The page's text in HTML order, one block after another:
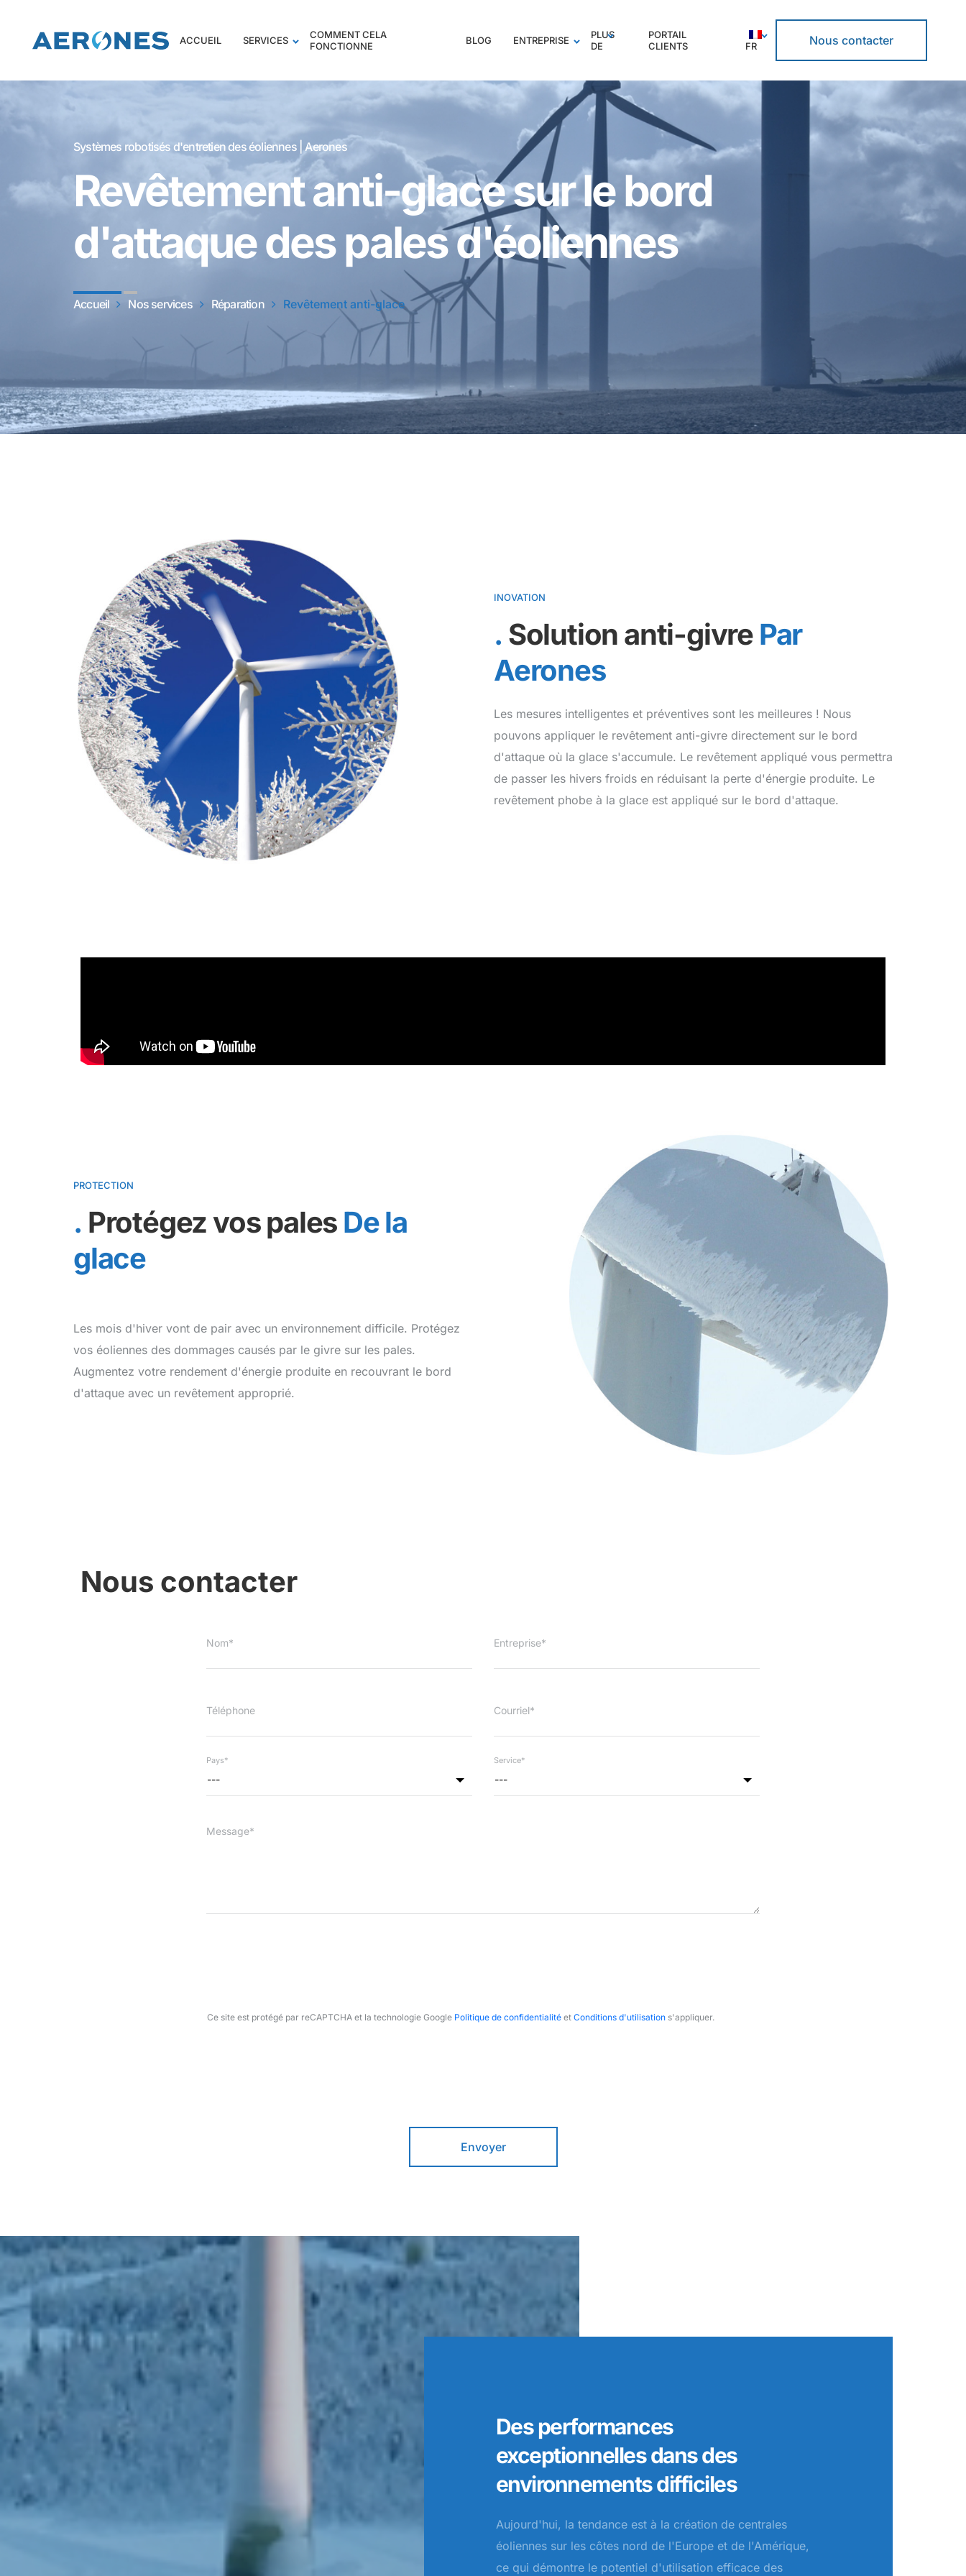
ACCUEIL SERVICES
COMMENT CELA
FONCTIONNE
BLOG ENTREPRISE
PLUS
DE
PORTAIL
CLIENTS
FR Nous contacter
Systèmes robotisés d'entretien des éoliennes | Aerones
Revêtement anti-glace sur le bord
d'attaque des pales d'éoliennes
Accueil Nos services Réparation Revêtement anti-glace
INOVATION
Solution anti-givre Par
Aerones
Les mesures intelligentes et préventives sont les meilleures ! Nous
pouvons appliquer le revêtement anti-givre directement sur le bord
d'attaque où la glace s'accumule. Le revêtement appliqué vous permettra
de passer les hivers froids en réduisant la perte d'énergie produite. Le
revêtement phobe à la glace est appliqué sur le bord d'attaque.
PROTECTION
Protégez vos pales De la
glace
Les mois d'hiver vont de pair avec un environnement difficile. Protégez
vos éoliennes des dommages causés par le givre sur les pales.
Augmentez votre rendement d'énergie produite en recouvrant le bord
d'attaque avec un revêtement approprié.
Nous contacter
Nom* Entreprise*
Téléphone Courriel*
---
Pays*
---
Service*
Message*
Ce site est protégé par reCAPTCHA et la technologie Google Politique de confidentialité et Conditions d'utilisation s'appliquer.
Envoyer
Des performances
exceptionnelles dans des
environnements difficiles
Aujourd'hui, la tendance est à la création de centrales
éoliennes sur les côtes nord de l'Europe et de l'Amérique,
ce qui démontre le potentiel d'utilisation efficace des